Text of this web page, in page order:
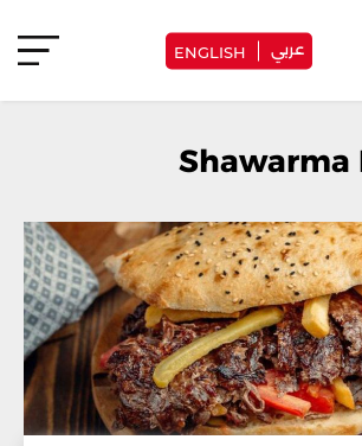
عربي ENGLISH